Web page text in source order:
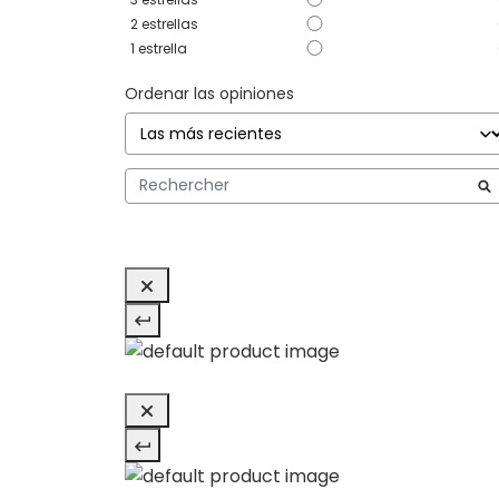
2estrellas
1 estrella
Ordenar las opiniones